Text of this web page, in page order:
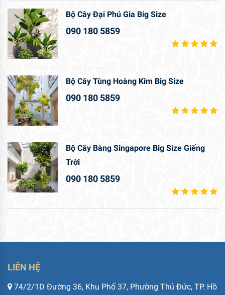
Bộ Cây Đại Phú Gia Big Size
090 180 5859
Bộ Cây Tùng Hoàng Kim Big Size
090 180 5859
Bộ Cây Bàng Singapore Big Size Giếng
Trời
090 180 5859
LIÊN HỆ
74/2/1D Đường 36, Khu Phố 37, Phường Thủ Đức, TP. Hồ